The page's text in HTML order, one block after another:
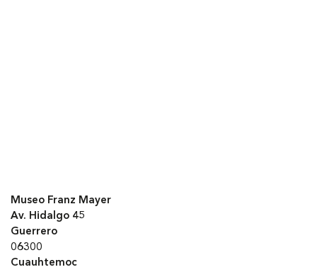
Museo Franz Mayer
Av. Hidalgo 45
Guerrero
06300
Cuauhtemoc